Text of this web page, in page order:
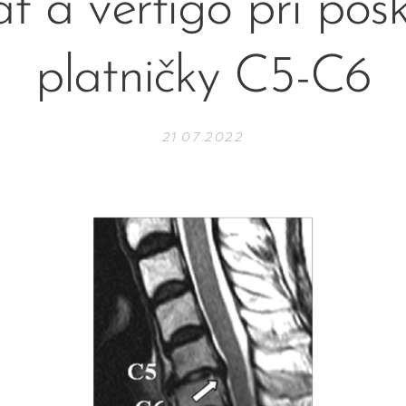
platničky C5-C6
21.07.2022